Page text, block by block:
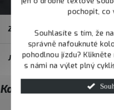
pochopit, co
Souhlasíte s tím, že
správně nafouknuté
pohodlnou jízdu?
s námi na výlet plný
t
í
Zákaznický servis
JOY.BIKE
Kontakt